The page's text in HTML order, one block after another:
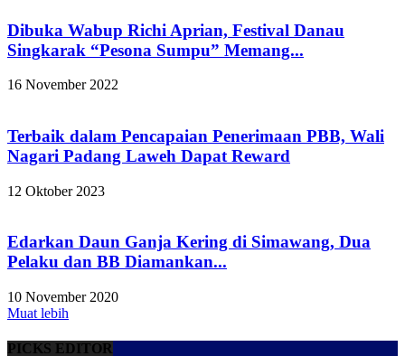
Dibuka Wabup Richi Aprian, Festival Danau
Singkarak “Pesona Sumpu” Memang...
16 November 2022
Terbaik dalam Pencapaian Penerimaan PBB, Wali
Nagari Padang Laweh Dapat Reward
12 Oktober 2023
Edarkan Daun Ganja Kering di Simawang, Dua
Pelaku dan BB Diamankan...
10 November 2020
Muat lebih
PICKS EDITOR